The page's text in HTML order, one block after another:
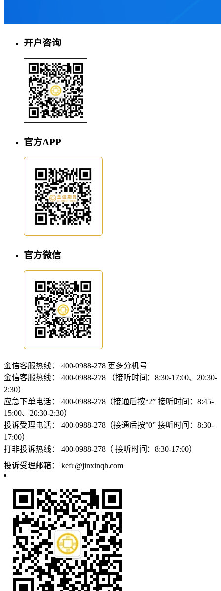
开户咨询
官方APP
官方微信
金信客服热线： 400-0988-278 更多分机号
金信客服热线：
400-0988-278 （接听时间：8:30-17:00、20:30-
2:30）
应急下单电话：
400-0988-278（接通后按“2” 接听时间：8:45-
15:00、20:30-2:30）
投诉受理电话：
400-0988-278（接通后按“0” 接听时间：8:30-
17:00）
打非投诉热线：
400-0988-278（ 接听时间：8:30-17:00）
投诉受理邮箱：
kefu@jinxinqh.com